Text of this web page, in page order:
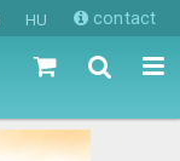
HU contact